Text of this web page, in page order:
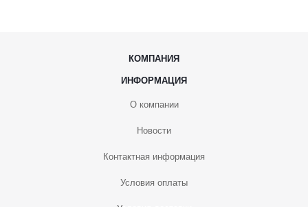
КОМПАНИЯ
ИНФОРМАЦИЯ
О компании
Новости
Контактная информация
Условия оплаты